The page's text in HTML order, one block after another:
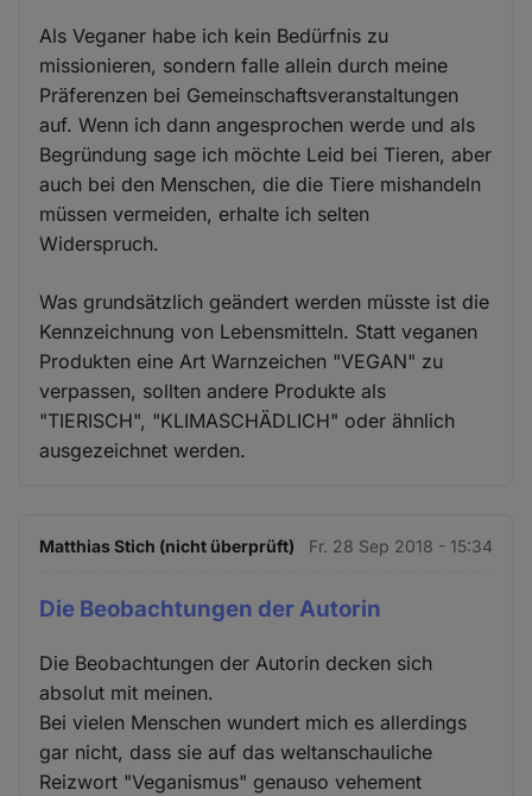
Als Veganer habe ich kein Bedürfnis zu
missionieren, sondern falle allein durch meine
Präferenzen bei Gemeinschaftsveranstaltungen
auf. Wenn ich dann angesprochen werde und als
Begründung sage ich möchte Leid bei Tieren, aber
auch bei den Menschen, die die Tiere mishandeln
müssen vermeiden, erhalte ich selten
Widerspruch.
Was grundsätzlich geändert werden müsste ist die
Kennzeichnung von Lebensmitteln. Statt veganen
Produkten eine Art Warnzeichen "VEGAN" zu
verpassen, sollten andere Produkte als
"TIERISCH", "KLIMASCHÄDLICH" oder ähnlich
ausgezeichnet werden.
Matthias Stich (nicht überprüft) Fr. 28 Sep 2018 - 15:34
Die Beobachtungen der Autorin
Die Beobachtungen der Autorin decken sich
absolut mit meinen.
Bei vielen Menschen wundert mich es allerdings
gar nicht, dass sie auf das weltanschauliche
Reizwort "Veganismus" genauso vehement